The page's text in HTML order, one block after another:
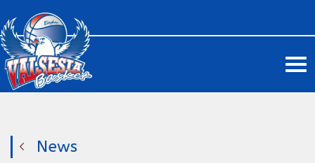
News